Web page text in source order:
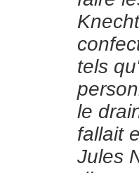
tels
le
fallait
Jules